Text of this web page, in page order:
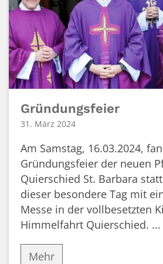
Gründungsfeier
31. März 2024
Am Samstag, 16.03.2024,
Gründungsfeier der neuen
Quierschied St. Barbara
dieser besondere Tag mit
Messe in der vollbesetzten
Himmelfahrt Quierschied. ...
Mehr